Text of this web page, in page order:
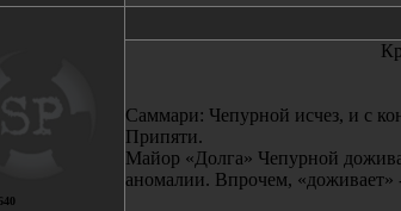
Саммари: Чепурной исчез, и с
Припяти.
Майор «Долга» Чепурной
аномалии. Впрочем, «доживает»